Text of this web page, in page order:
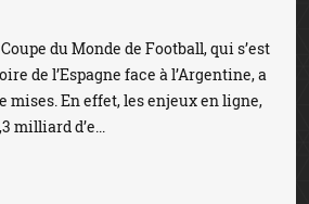
du Monde de Football, qui s’est
de l’Espagne face à l’Argentine, a
mises. En effet, les enjeux en ligne,
milliard d’e...